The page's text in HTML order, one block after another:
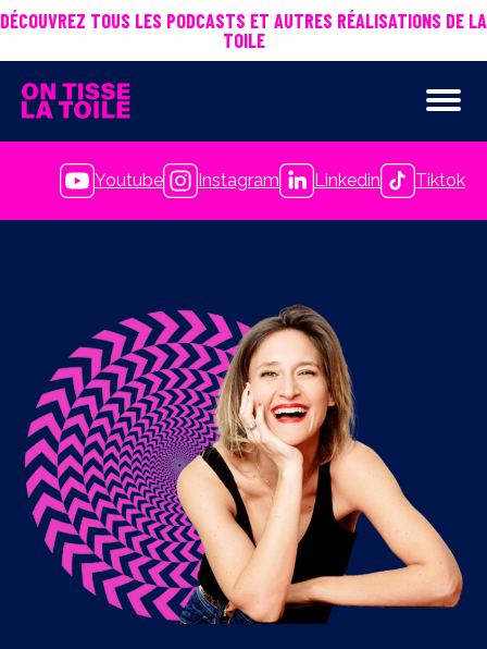
DÉCOUVREZ TOUS LES PODCASTS ET AUTRES RÉALISATIONS DE LA
TOILE
Youtube Instagram Linkedin Tiktok